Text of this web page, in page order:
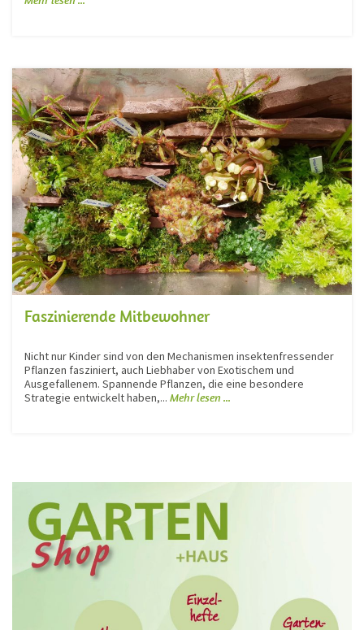
Faszinierende Mitbewohner
Nicht nur Kinder sind von den Mechanismen insektenfressender
Pflanzen fasziniert, auch Liebhaber von Exotischem und
Ausgefallenem. Spannende Pflanzen, die eine besondere
Strategie entwickelt haben,... Mehr lesen ...